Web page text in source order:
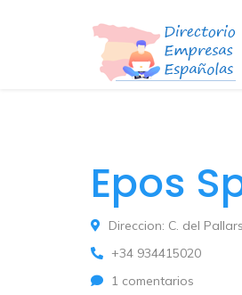
Epos
Direccion: C. del Pallars
+34 934415020
1 comentarios